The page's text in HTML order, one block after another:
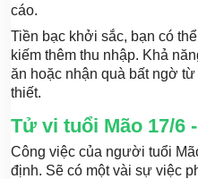
cáo.
Tiền bạc khởi sắc, bạn có
kiếm thêm thu nhập. Khả
ăn hoặc nhận quà bất ngờ
thiết.
Tử vi tuổi Mão 17/6
Công việc của người tuổi
định. Sẽ có một vài sự việc